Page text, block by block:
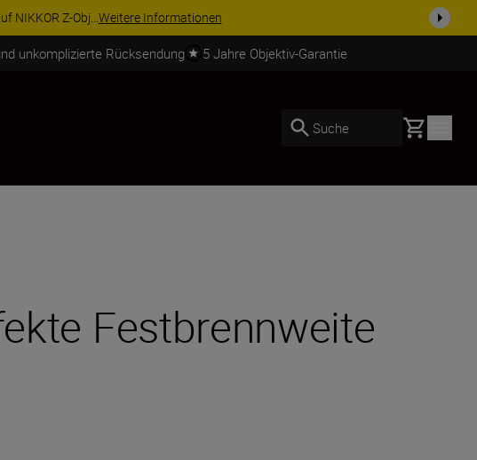
Sie Ihre Ausrüstu...Jetzt einkaufen
unkomplizierte Rücksendung 5 Jahre Objektiv-Garantie
Suche Basket
Festbrennweite